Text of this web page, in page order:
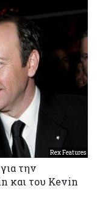
Rex Features
την
και του Kevin